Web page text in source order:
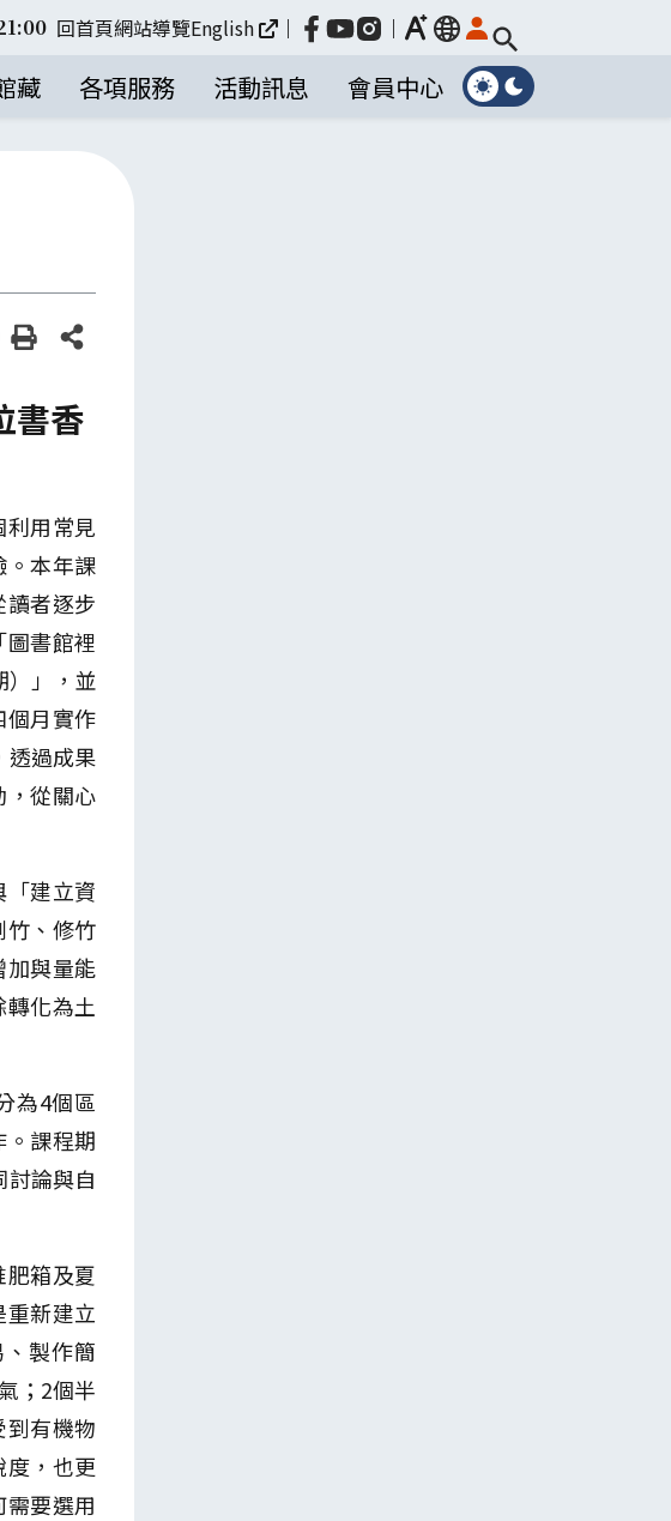
回首頁網站導覽English ｜ ｜ 放大
language
藏 各項服務 活動訊息 會員中心
列印 分享
書香
用常見
。本年課
者逐步
書館裡
」，並
個月實作
透過成果
，從關心
建立資
竹、修竹
加與量能
化為土
為4個區
課程期
論與自
箱及夏
新建立
製作簡
；2個半
有機物
，也更
要選用